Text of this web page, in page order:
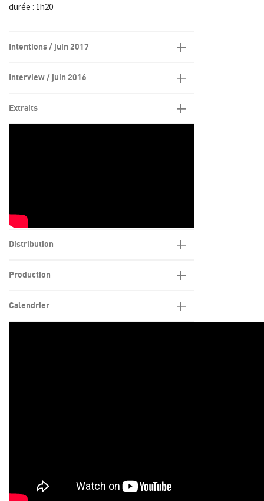
durée : 1h20
Intentions / juin 2017
Interview / juin 2016
Extraits
Distribution
Production
Calendrier